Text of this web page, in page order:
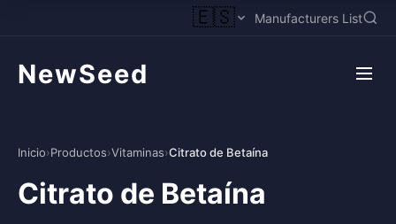
🇪🇸 Manufacturers List
NewSeed
Inicio›Productos›Vitaminas›Citrato de Betaína
Citrato de Betaína